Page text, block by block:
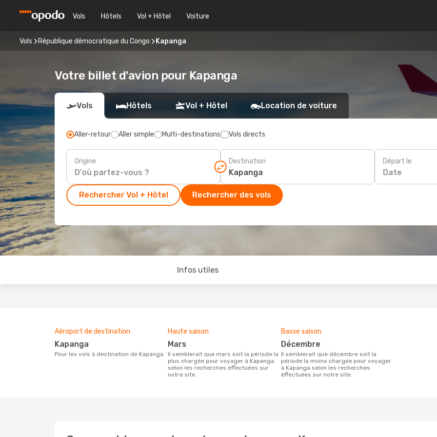
Vols Hôtels Vol + Hôtel Voiture
Vols République démocratique du Congo Kapanga
Votre billet d'avion pour Kapanga
Vols Hôtels Vol + Hôtel Location de voiture
Aller-retour Aller simple Multi-destinations Vols directs
Origine Destination Départ le
Date
Rechercher Vol + Hôtel Rechercher des vols
Infos utiles
Aéroport de destination
Kapanga
Pour les vols à destination de Kapanga
Haute saison
mars
Il semblerait que mars soit la période la
plus chargée pour voyager à Kapanga
selon les recherches effectuées sur
notre site.
Basse saison
décembre
Il semblerait que décembre soit la
période la moins chargée pour voyager
à Kapanga selon les recherches
effectuées sur notre site.